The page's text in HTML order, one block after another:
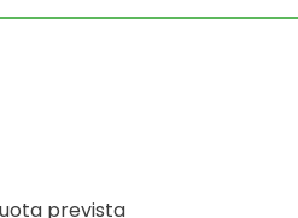
prevista